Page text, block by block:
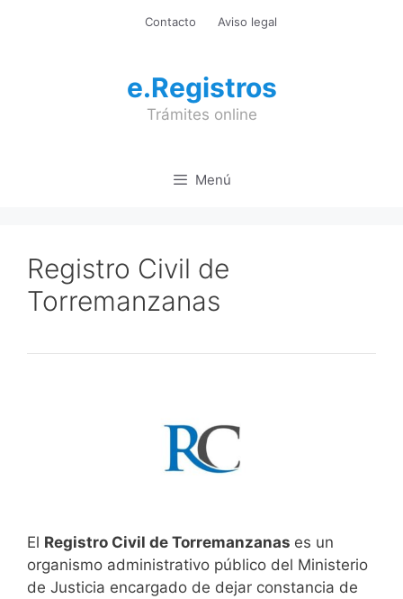
Contacto Aviso legal
e.Registros
Trámites online
Menú
Registro Civil de
Torremanzanas
El Registro Civil de Torremanzanas es un
organismo administrativo público del Ministerio
de Justicia encargado de dejar constancia de